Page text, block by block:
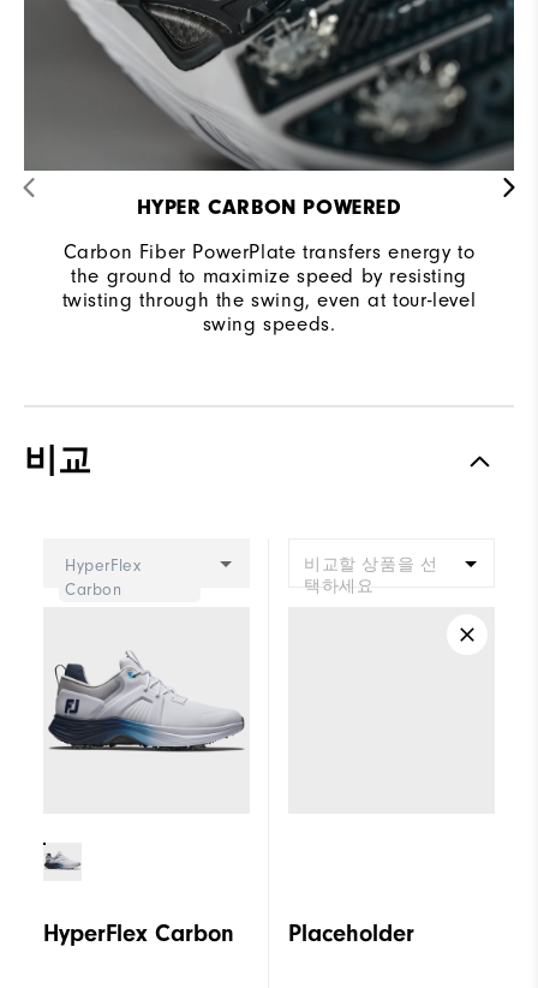
HYPER CARBON POWERED
Carbon Fiber PowerPlate transfers energy to
the ground to maximize speed by resisting
twisting through the swing, even at tour-level
swing speeds.
비교
HyperFlex
Carbon
HyperFlex Carbon
비교할 상품을 선
택하세요
Placeholder